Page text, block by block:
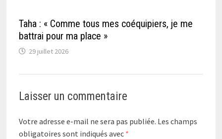
Taha : « Comme tous mes coéquipiers, je me
battrai pour ma place »
29 juillet 2026
Laisser un commentaire
Votre adresse e-mail ne sera pas publiée. Les champs
obligatoires sont indiqués avec *